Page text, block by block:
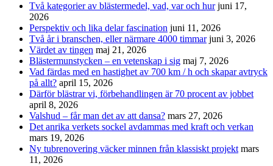
Två kategorier av blästermedel, vad, var och hur juni 17,
2026
Perspektiv och lika delar fascination juni 11, 2026
Två år i branschen, eller närmare 4000 timmar juni 3, 2026
Värdet av tingen maj 21, 2026
Blästermunstycken – en vetenskap i sig maj 7, 2026
Vad färdas med en hastighet av 700 km / h och skapar avtryck
på allt? april 15, 2026
Därför blästrar vi, förbehandlingen är 70 procent av jobbet
april 8, 2026
Valshud – får man det av att dansa? mars 27, 2026
Det anrika verkets sockel avdammas med kraft och verkan
mars 19, 2026
Ny tubrenovering väcker minnen från klassiskt projekt mars
11, 2026